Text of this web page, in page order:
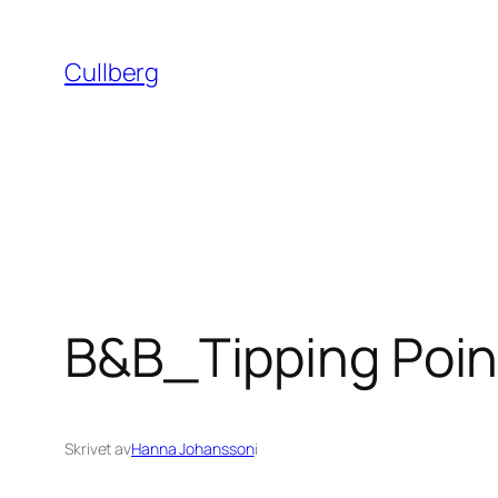
innehåll
Cullberg
B&B_Tipping
Skrivet avHanna Johanssoni